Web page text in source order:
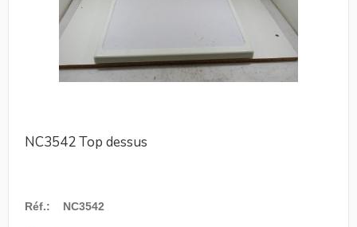
NC3542 Top dessus
Réf.: NC3542